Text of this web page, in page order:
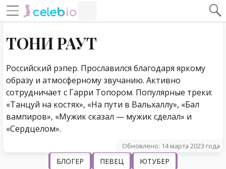
Навигация по сайту
ТОНИ РАУТ
Российский рэпер. Прославился благодаря яркому
образу и атмосферному звучанию. Активно
сотрудничает с Гарри Топором. Популярные треки:
«Танцуй на костях», «На пути в Вальхаллу», «Бал
вампиров», «Мужик сказал — мужик сделал» и
«Сердцелом».
Обновлено: 14 марта 2023 года
БЛОГЕР ПЕВЕЦ ЮТУБЕР